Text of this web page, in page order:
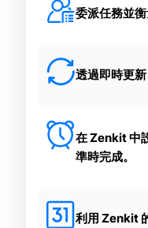
委派任務並衡
透過即時更新
在 Zenkit 中
準時完成。
利用 Zenkit